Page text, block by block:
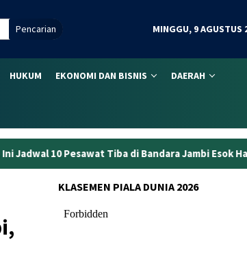
Pencarian MINGGU, 9 AGUSTUS
HUKUM EKONOMI DAN BISNIS DAERAH
Tiba di Bandara Jambi Esok Hari Mulai
KLASEMEN PIALA DUNIA 2026